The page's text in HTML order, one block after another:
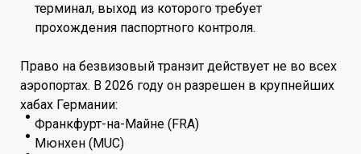
терминал, выход из которого требует
прохождения паспортного контроля.
Право на безвизовый транзит действует не во всех
аэропортах. В 2026 году он разрешен в крупнейших
хабах Германии:
Франкфурт-на-Майне (FRA)
Мюнхен (MUC)